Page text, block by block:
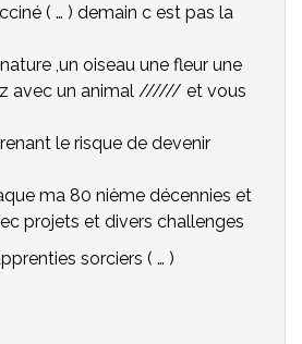
( … ) demain c est pas la
,un oiseau une fleur une
avec un animal ////// et vous
le risque de devenir
ma 80 nième décennies et
projets et divers challenges
sorciers ( … )